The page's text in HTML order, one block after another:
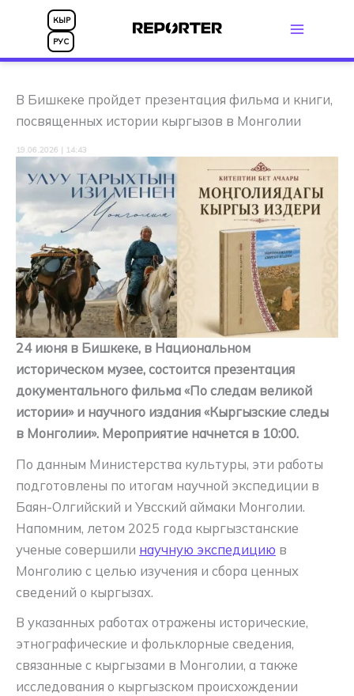
Перейти
содержимому
КЫР
РУС
В Бишкеке пройдет презентация фильма и книги,
посвященных истории кыргызов в Монголии
19.06.2026 | 14:43
24 июня в Бишкеке, в Национальном
историческом музее, состоится презентация
документального фильма «По следам великой
истории» и научного издания «Кыргызские следы
в Монголии». Мероприятие начнется в 10:00.
По данным Министерства культуры, эти работы
подготовлены по итогам научной экспедиции в
Баян-Олгийский и Увсский аймаки Монголии.
Напомним, летом 2025 года кыргызстанские
ученые совершили научную экспедицию в
Монголию с целью изучения и сбора ценных
сведений о кыргызах.
В указанных работах отражены исторические,
этнографические и фольклорные сведения,
связанные с кыргызами в Монголии, а также
исследования о кыргызском происхождении